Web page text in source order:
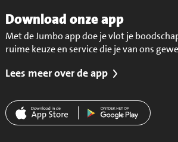
Download onze app
Met de Jumbo app doe je vlot je
ruime keuze en service die je van ons
Lees meer over de app